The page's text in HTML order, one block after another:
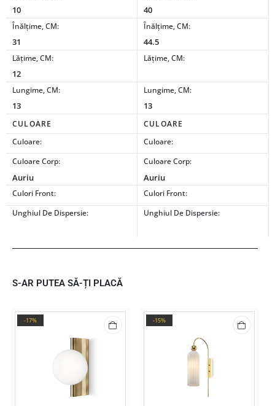
10 40
Înălțime, CM:
31
Înălțime, CM:
44.5
Lățime, CM:
12
Lățime, CM:
Lungime, CM:
13
Lungime, CM:
13
CULOARE
CULOARE
Culoare:
Culoare:
Culoare Corp:
Auriu
Culoare Corp:
Auriu
Culori Front:
Culori Front:
Unghiul De Dispersie:
Unghiul De Dispersie:
S-AR PUTEA SĂ-ȚI PLACĂ
-17% -15%